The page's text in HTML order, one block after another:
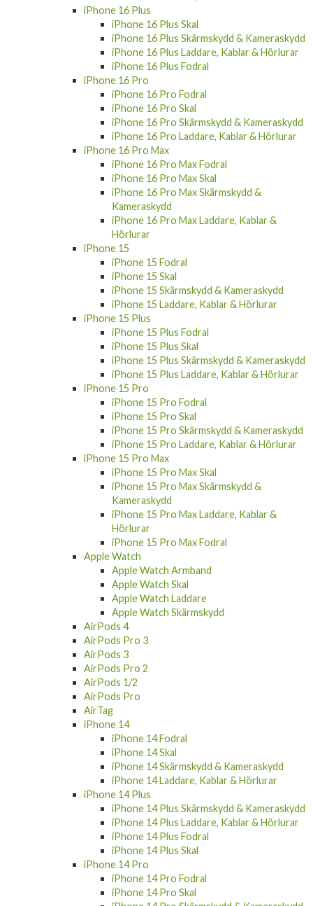
iPhone 16 Plus
iPhone 16 Plus Skal
iPhone 16 Plus Skärmskydd & Kameraskydd
iPhone 16 Plus Laddare, Kablar & Hörlurar
iPhone 16 Plus Fodral
iPhone 16 Pro
iPhone 16 Pro Fodral
iPhone 16 Pro Skal
iPhone 16 Pro Skärmskydd & Kameraskydd
iPhone 16 Pro Laddare, Kablar & Hörlurar
iPhone 16 Pro Max
iPhone 16 Pro Max Fodral
iPhone 16 Pro Max Skal
iPhone 16 Pro Max Skärmskydd &
Kameraskydd
iPhone 16 Pro Max Laddare, Kablar &
Hörlurar
iPhone 15
iPhone 15 Fodral
iPhone 15 Skal
iPhone 15 Skärmskydd & Kameraskydd
iPhone 15 Laddare, Kablar & Hörlurar
iPhone 15 Plus
iPhone 15 Plus Fodral
iPhone 15 Plus Skal
iPhone 15 Plus Skärmskydd & Kameraskydd
iPhone 15 Plus Laddare, Kablar & Hörlurar
iPhone 15 Pro
iPhone 15 Pro Fodral
iPhone 15 Pro Skal
iPhone 15 Pro Skärmskydd & Kameraskydd
iPhone 15 Pro Laddare, Kablar & Hörlurar
iPhone 15 Pro Max
iPhone 15 Pro Max Skal
iPhone 15 Pro Max Skärmskydd &
Kameraskydd
iPhone 15 Pro Max Laddare, Kablar &
Hörlurar
iPhone 15 Pro Max Fodral
Apple Watch
Apple Watch Armband
Apple Watch Skal
Apple Watch Laddare
Apple Watch Skärmskydd
AirPods 4
AirPods Pro 3
AirPods 3
AirPods Pro 2
AirPods 1/2
AirPods Pro
AirTag
iPhone 14
iPhone 14 Fodral
iPhone 14 Skal
iPhone 14 Skärmskydd & Kameraskydd
iPhone 14 Laddare, Kablar & Hörlurar
iPhone 14 Plus
iPhone 14 Plus Skärmskydd & Kameraskydd
iPhone 14 Plus Laddare, Kablar & Hörlurar
iPhone 14 Plus Fodral
iPhone 14 Plus Skal
iPhone 14 Pro
iPhone 14 Pro Fodral
iPhone 14 Pro Skal